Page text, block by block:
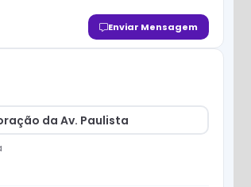
Enviar Mensagem
da Av. Paulista